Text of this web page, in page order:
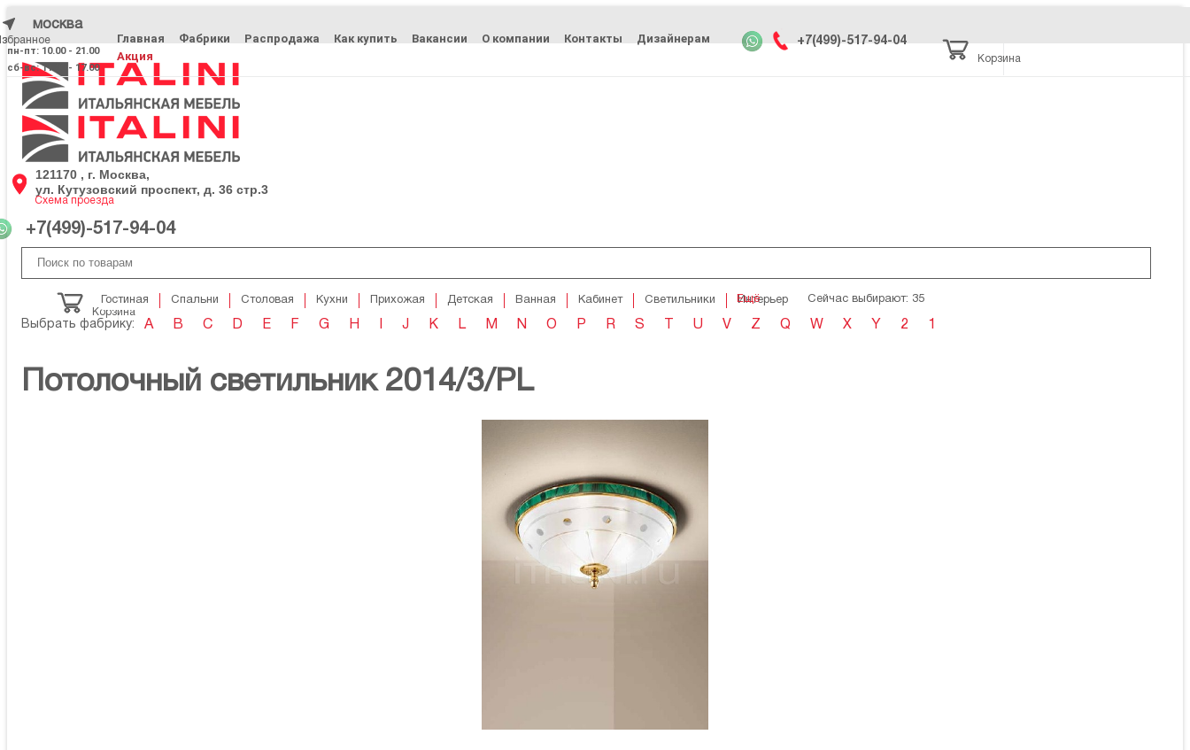
москва
пн-пт: 10.00 - 21.00
сб-вс: 11.00 - 17.00
Главная Фабрики Распродажа Как купить Вакансии О компании Контакты
Дизайнерам
Акция
+7(499)-517-94-04
Корзина
121170 , г. Москва,
ул. Кутузовский проспект, д. 36 стр.3
Схема проезда
+7(499)-517-94-04
Корзина
Ещё
Гостиная Спальни Столовая Кухни Прихожая Детская Ванная Кабинет Светильники Интерьер Сейчас выбирают: 35
Выбрать фабрику: A B C D E F G H J K L M N O P R S U V Z Q W X Y 2 1
Потолочный светильник 2014/3/PL